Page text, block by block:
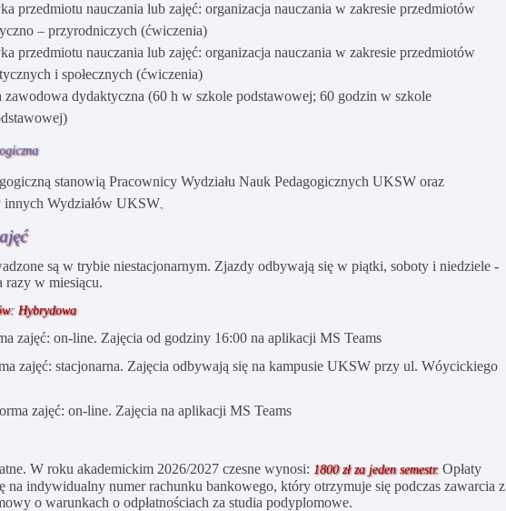
przedmiotu nauczania lub zajęć: organizacja nauczania w zakresie przedmiotów
– przyrodniczych (ćwiczenia)
przedmiotu nauczania lub zajęć: organizacja nauczania w zakresie przedmiotów
i społecznych (ćwiczenia)
zawodowa dydaktyczna (60 h w szkole podstawowej; 60 godzin w szkole
stanowią Pracownicy Wydziału Nauk Pedagogicznych UKSW oraz
innych Wydziałów UKSW.
są w trybie niestacjonarnym. Zjazdy odbywają się w piątki, soboty i niedziele -
razy w miesiącu.
Hybrydowa
zajęć: on-line. Zajęcia od godziny 16:00 na aplikacji MS Teams
zajęć: stacjonarna. Zajęcia odbywają się na kampusie UKSW przy ul. Wóycickiego
zajęć: on-line. Zajęcia na aplikacji MS Teams
W roku akademickim 2026/2027 czesne wynosi: 1800 zł za jeden semestr. Opłaty
na indywidualny numer rachunku bankowego, który otrzymuje się podczas zawarcia z
o warunkach o odpłatnościach za studia podyplomowe.